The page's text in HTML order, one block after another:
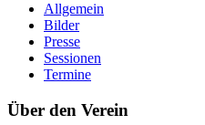
Allgemein
Bilder
Presse
Sessionen
Termine
Über den Verein